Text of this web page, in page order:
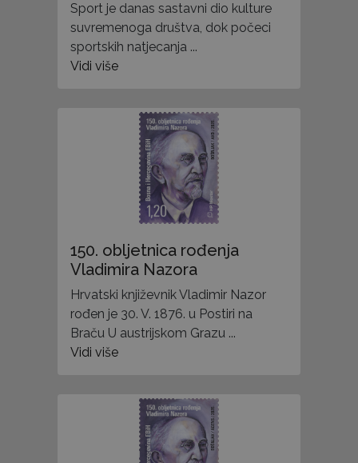
Sport je danas sastavni dio kulture
suvremenoga društva, dok počeci
sportskih natjecanja ...
Vidi više
150. obljetnica rođenja
Vladimira Nazora
Hrvatski književnik Vladimir Nazor
rođen je 30. V. 1876. u Postiri na
Braču U austrijskom Grazu ...
Vidi više